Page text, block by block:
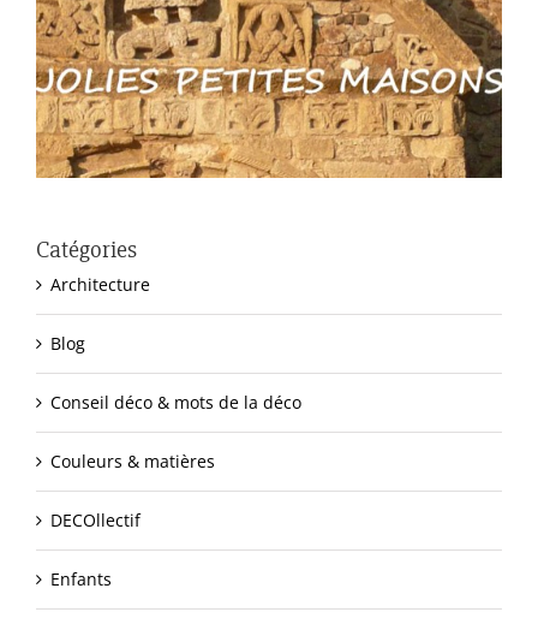
Catégories
Architecture
Blog
Conseil déco & mots de la déco
Couleurs & matières
DECOllectif
Enfants